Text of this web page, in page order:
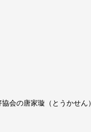
会の唐家璇（とうかせん